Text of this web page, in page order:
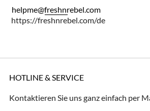
helpme@freshnrebel.com
https://freshnrebel.com/de
HOTLINE & SERVICE
Kontaktieren Sie uns ganz einfach per